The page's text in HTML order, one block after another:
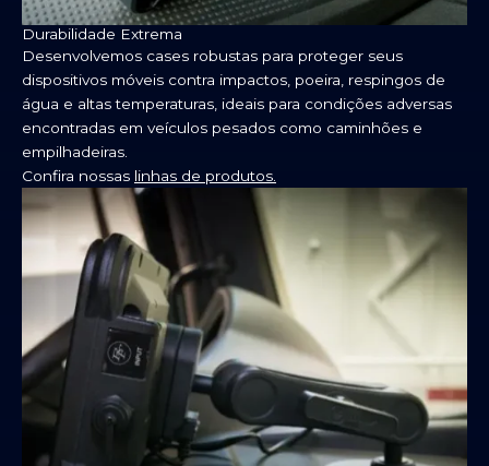
Durabilidade Extrema
Desenvolvemos cases robustas para proteger seus
dispositivos móveis contra impactos, poeira, respingos de
água e altas temperaturas, ideais para condições adversas
encontradas em veículos pesados como caminhões e
empilhadeiras.
Confira nossas linhas de produtos.